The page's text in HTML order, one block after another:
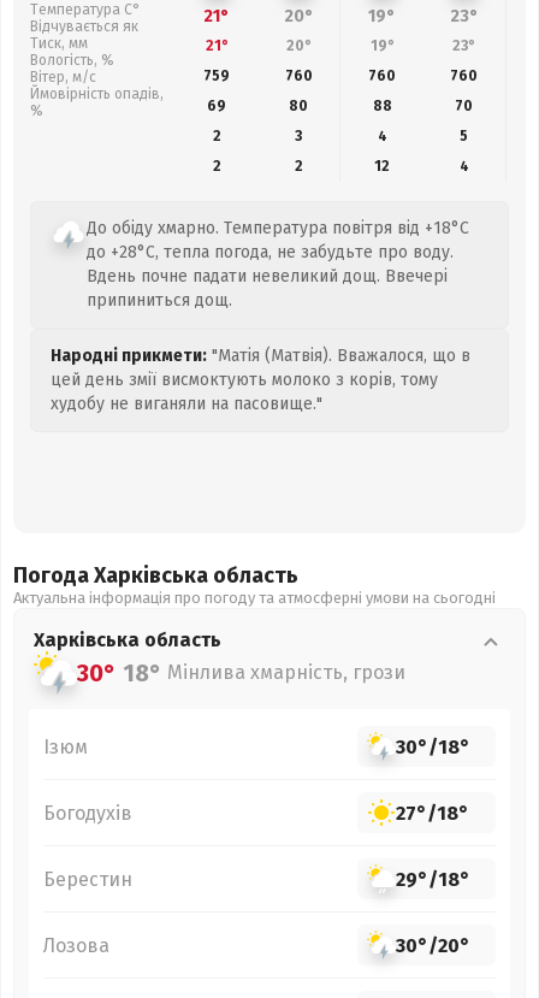
Температура С°
Відчувається як
Тиск, мм
Вологість, %
Вітер, м/с
Ймовірність опадів,
%
21° 20° 19° 23°
21° 20° 19° 23°
759
760 760 760
69
80 88 70
2
3 4
5
2
2 12 4
До обіду хмарно. Температура повітря від +18°C
до +28°C, тепла погода, не забудьте про воду.
Вдень почне падати невеликий дощ. Ввечері
припиниться дощ.
Народні прикмети: "Матія (Матвія). Вважалося, що в
цей день змії висмоктують молоко з корів, тому
худобу не виганяли на пасовище."
Погода Харківська область
Актуальна інформація про погоду та атмосферні умови на сьогодні
Харківська область
30° 18° Мінлива хмарність, грози
Ізюм 30°/18°
Богодухів 27°/18°
Берестин 29°/18°
Лозова 30°/20°